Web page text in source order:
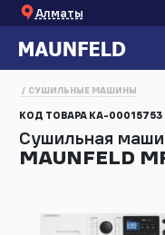
Алматы
СУШИЛЬНЫЕ МАШИНЫ
КОД ТОВАРА КА-00015753
Сушильная
MAUNFELD